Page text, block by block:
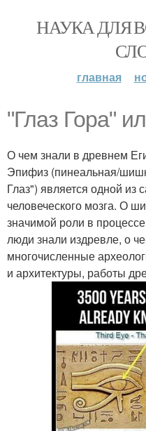
НАУКА ДЛЯ
главная
"Глаз Гора"
О чем знали в древнем
Эпифиз (пинеальная/
Глаз") является одной из
человеческого мозга. О
значимой роли в
люди знали издревле, о
многочисленные
и архитектуры, работы